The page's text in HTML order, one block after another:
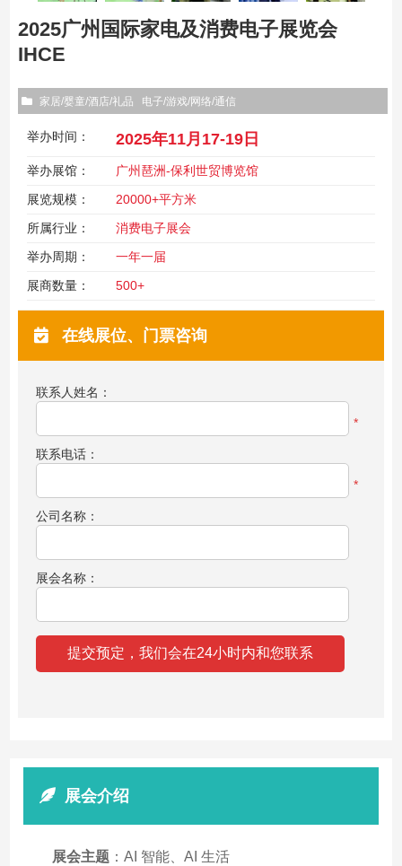
2025广州国际家电及消费电子展览会
IHCE
家居/婴童/酒店/礼品 电子/游戏/网络/通信
举办时间： 2025年11月17-19日
举办展馆：
广州琶洲-保利世贸博览馆
展览规模：
20000+平方米
所属行业：
消费电子展会
举办周期：
一年一届
展商数量：
500+
在线展位、门票咨询
联系人姓名：
*
联系电话：
*
公司名称：
展会名称：
展会介绍
展会主题 ：AI 智能、AI 生活